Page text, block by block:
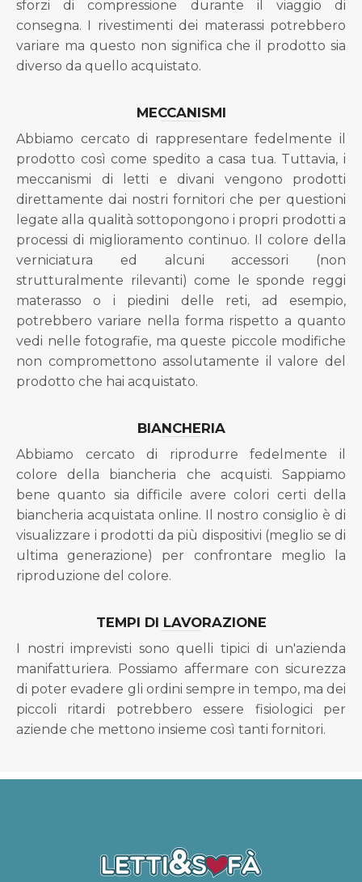
sforzi di compressione durante il viaggio di
consegna. I rivestimenti dei materassi potrebbero
variare ma questo non significa che il prodotto sia
diverso da quello acquistato.
MECCANISMI
Abbiamo cercato di rappresentare fedelmente il
prodotto così come spedito a casa tua. Tuttavia, i
meccanismi di letti e divani vengono prodotti
direttamente dai nostri fornitori che per questioni
legate alla qualità sottopongono i propri prodotti a
processi di miglioramento continuo. Il colore della
verniciatura ed alcuni accessori (non
strutturalmente rilevanti) come le sponde reggi
materasso o i piedini delle reti, ad esempio,
potrebbero variare nella forma rispetto a quanto
vedi nelle fotografie, ma queste piccole modifiche
non compromettono assolutamente il valore del
prodotto che hai acquistato.
BIANCHERIA
Abbiamo cercato di riprodurre fedelmente il
colore della biancheria che acquisti. Sappiamo
bene quanto sia difficile avere colori certi della
biancheria acquistata online. Il nostro consiglio è di
visualizzare i prodotti da più dispositivi (meglio se di
ultima generazione) per confrontare meglio la
riproduzione del colore.
TEMPI DI LAVORAZIONE
I nostri imprevisti sono quelli tipici di un'azienda
manifatturiera. Possiamo affermare con sicurezza
di poter evadere gli ordini sempre in tempo, ma dei
piccoli ritardi potrebbero essere fisiologici per
aziende che mettono insieme così tanti fornitori.